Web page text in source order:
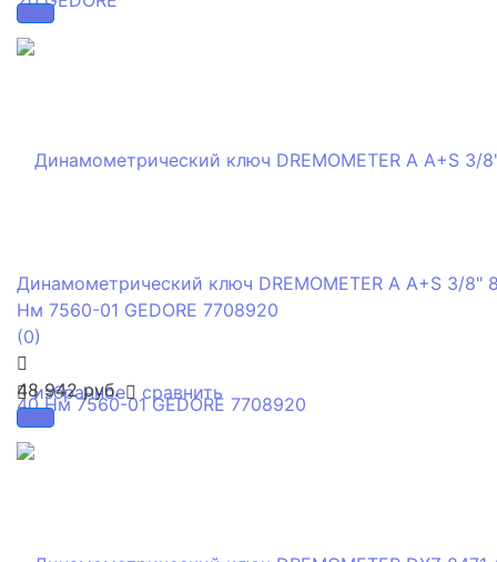
избранное сравнить
Динамометрический ключ DREMOMETER A A+S 3/8"
Нм 7560-01 GEDORE 7708920
(0)
48 942 руб.